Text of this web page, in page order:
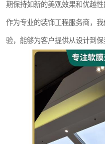
期保持如新的美观效果和优越性
作为专业的装饰工程服务商，
验，能够为客户提供从设计到保